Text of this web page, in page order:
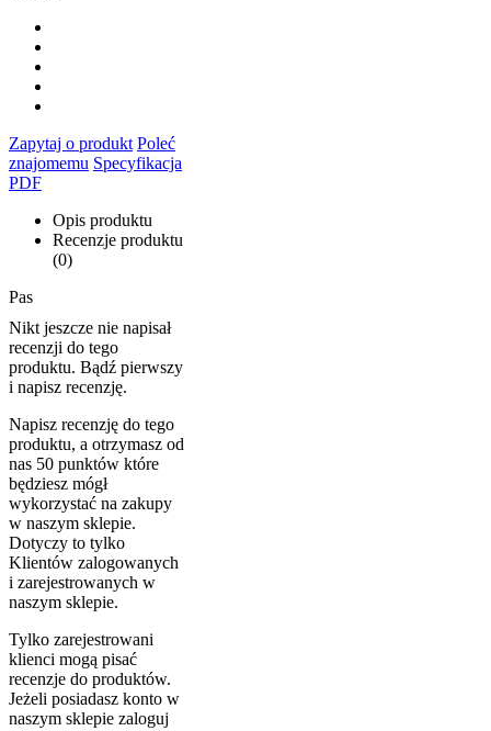
Zapytaj o produkt Poleć
znajomemu Specyfikacja
PDF
Opis produktu
Recenzje produktu
(0)
Pas
Nikt jeszcze nie napisał
recenzji do tego
produktu. Bądź pierwszy
i napisz recenzję.
Napisz recenzję do tego
produktu, a otrzymasz od
nas 50 punktów które
będziesz mógł
wykorzystać na zakupy
w naszym sklepie.
Dotyczy to tylko
Klientów zalogowanych
i zarejestrowanych w
naszym sklepie.
Tylko zarejestrowani
klienci mogą pisać
recenzje do produktów.
Jeżeli posiadasz konto w
naszym sklepie zaloguj